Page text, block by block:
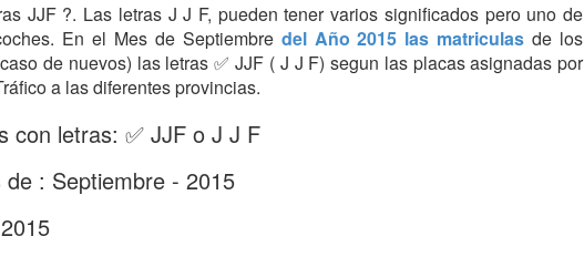
JJF ?. Las letras J J F, pueden tener varios significados pero uno de
En el Mes de Septiembre del Año 2015 las matriculasde los
de nuevos) las letras ✅ JJF ( J J F) segun las placas asignadas por
a las diferentes provincias.
con letras: ✅ JJF o J J F
: Septiembre - 2015